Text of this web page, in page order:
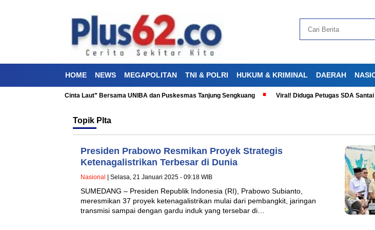
HOME NEWS MEGAPOLITAN TNI & POLRI HUKUM & KRIMINAL DAERAH
Kesehatan “Aku Cinta Laut” Bersama UNIBA dan Puskesmas Tanjung Sengkuang Viral! Diduga Petugas SDA Santai
Topik Plta
Presiden Prabowo Resmikan Proyek Strategis
Ketenagalistrikan Terbesar di Dunia
Nasional | Selasa, 21 Januari 2025 - 09:18 WIB
SUMEDANG – Presiden Republik Indonesia (RI), Prabowo Subianto,
meresmikan 37 proyek ketenagalistrikan mulai dari pembangkit, jaringan
transmisi sampai dengan gardu induk yang tersebar di…